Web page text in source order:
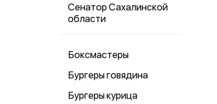
Сенатор Сахалинской
области
Боксмастеры
Бургеры говядина
Бургеры курица